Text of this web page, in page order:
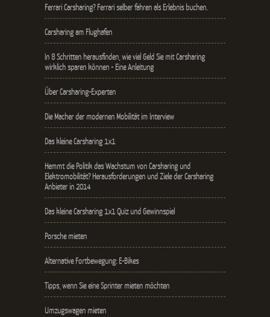
Ferrari Carsharing? Ferrari selber fahren als Erlebnis buchen.
Carsharing am Flughafen
In 8 Schritten herausfinden, wie viel Geld Sie mit Carsharing
wirklich sparen können - Eine Anleitung
Über Carsharing-Experten
Die Macher der modernen Mobilität im Interview
Das kleine Carsharing 1x1
Hemmt die Politik das Wachstum von Carsharing und
Elektromobilität? Herausforderungen und Ziele der Carsharing
Anbieter in 2014
Das kleine Carsharing 1x1 Quiz und Gewinnspiel
Porsche mieten
Alternative Fortbewegung: E-Bikes
Tipps, wenn Sie eine Sprinter mieten möchten
Umzugswagen mieten